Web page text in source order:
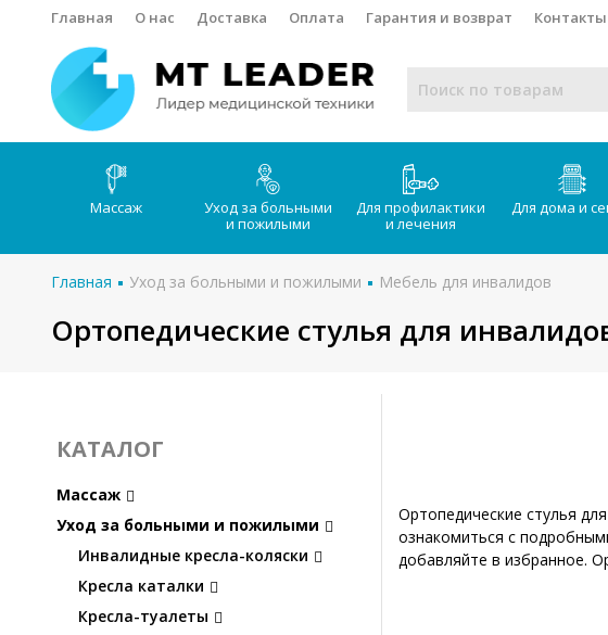
Главная О нас Доставка Оплата Гарантия и возврат Контакты
Массаж
Уход за больными
и пожилыми
Для профилактики
и лечения
Для дома и
Главная Уход за больными и пожилыми Мебель для инвалидов
Ортопедические стулья для
КАТАЛОГ
Массаж
Уход за больными и пожилыми
Инвалидные кресла-коляски
Кресла каталки
Кресла-туалеты
Ортопедические стулья
ознакомиться с
добавляйте в избранное.